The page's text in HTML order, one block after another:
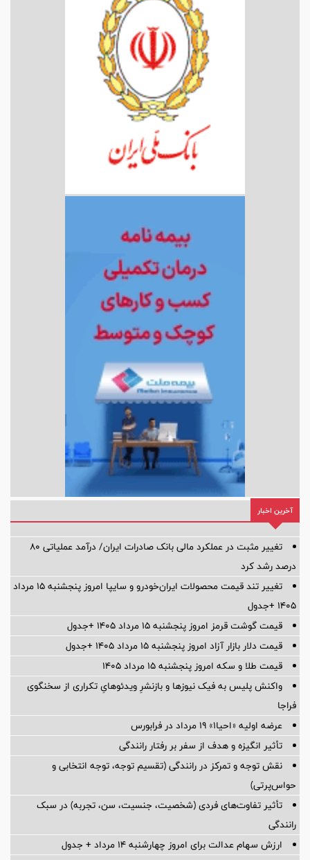
آخرین اخبار
تغییر مثبت در عملکرد مالی بانک صادرات ایران/ درآمد عملیاتی 80
درصد رشد کرد
تغییر تند قیمت محصولات ایران‌خودرو و سایپا امروز پنجشنبه ۱۵ مرداد
۱۴۰۵ +جدول
قیمت گوشت قرمز امروز پنجشنبه ۱۵ مرداد ۱۴۰۵ +جدول
قیمت دلار بازار آزاد امروز پنجشنبه ۱۵ مرداد ۱۴۰۵ +جدول
قیمت طلا و سکه امروز پنجشنبه ۱۵ مرداد ۱۴۰۵
واکنش پلیس به فیک نیوزها و بازنشرِ ویدئوهایِ تکراری از سخنگوی
فراجا
عرضه اولیه «احیا۱» ۱۹ مرداد در فرابورس
تأثیر انگیزه و هدف از سفر بر رفتار رانندگی
نقش توجه و تمرکز در رانندگی (تقسیم توجه، توجه انتخابی و
حواس‌پرتی)
تأثیر تفاوت‌های فردی (شخصیت، جنسیت، سن، تجربه) در سبک
رانندگی
ارزش سهام عدالت برای امروز چهارشنبه ۱۴ مرداد + جدول